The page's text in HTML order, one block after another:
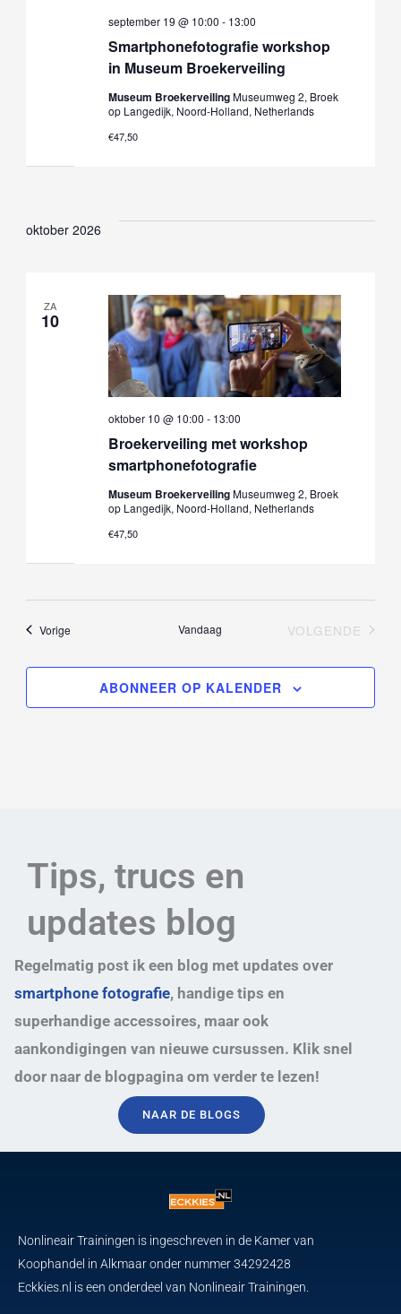
Smartphonefotografie workshop
in Museum Broekerveiling
september 19 @ 10:00 - 13:00
Museum BroekerveilingMuseumweg 2, Broek
op Langedijk, Noord-Holland, Netherlands
€47,50
oktober 2026
ZA
10
Broekerveiling met workshop
smartphonefotografie
oktober 10 @ 10:00 - 13:00
Museum BroekerveilingMuseumweg 2, Broek
op Langedijk, Noord-Holland, Netherlands
€47,50
VorigeEvenementen Vandaag
VOLGENDE
ABONNEER OP KALENDER
Tips, trucs en
updates blog
Regelmatig post ik een blog met updates over
smartphone fotografie, handige tips en
superhandige accessoires, maar ook
aankondigingen van nieuwe cursussen. Klik snel
door naar de blogpagina om verder te lezen!
NAAR DE BLOGS
Nonlineair Trainingen is ingeschreven in de Kamer van
Koophandel in Alkmaar onder nummer 34292428
Eckkies.nl is een onderdeel van Nonlineair Trainingen.